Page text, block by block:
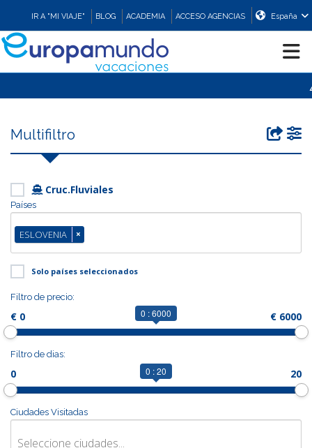
IR A "MI VIAJE" BLOG ACADEMIA ACCESO AGENCIAS España
COMPRAR
MÁS
⚠️
Multifiltro
Cruc.Fluviales
Países
ESLOVENIA ×
Solo países seleccionados
Filtro de precio:
€ 0 € 6000
0 : 6000
Filtro de dias:
0 20
0 : 20
Ciudades Visitadas